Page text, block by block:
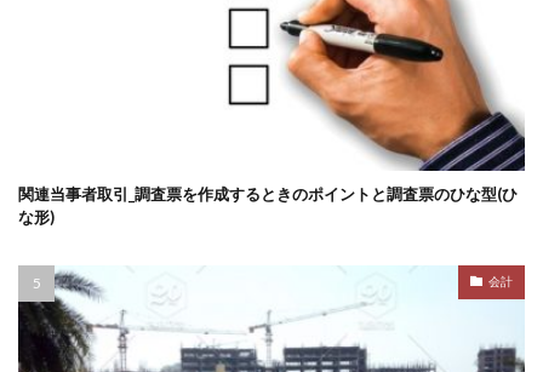
関連当事者取引_調査票を作成するときのポイントと調査票のひな型(ひ
な形)
会計